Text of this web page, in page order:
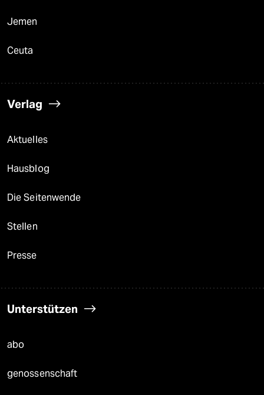
Jemen
Ceuta
Verlag
Aktuelles
Hausblog
Die Seitenwende
Stellen
Presse
Unterstützen
abo
genossenschaft